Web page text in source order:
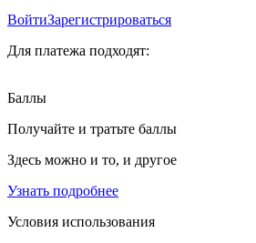
ВойтиЗарегистрироваться
Для платежа подходят:
Баллы
Получайте и тратьте баллы
Здесь можно и то, и другое
Узнать подробнее
Условия использования